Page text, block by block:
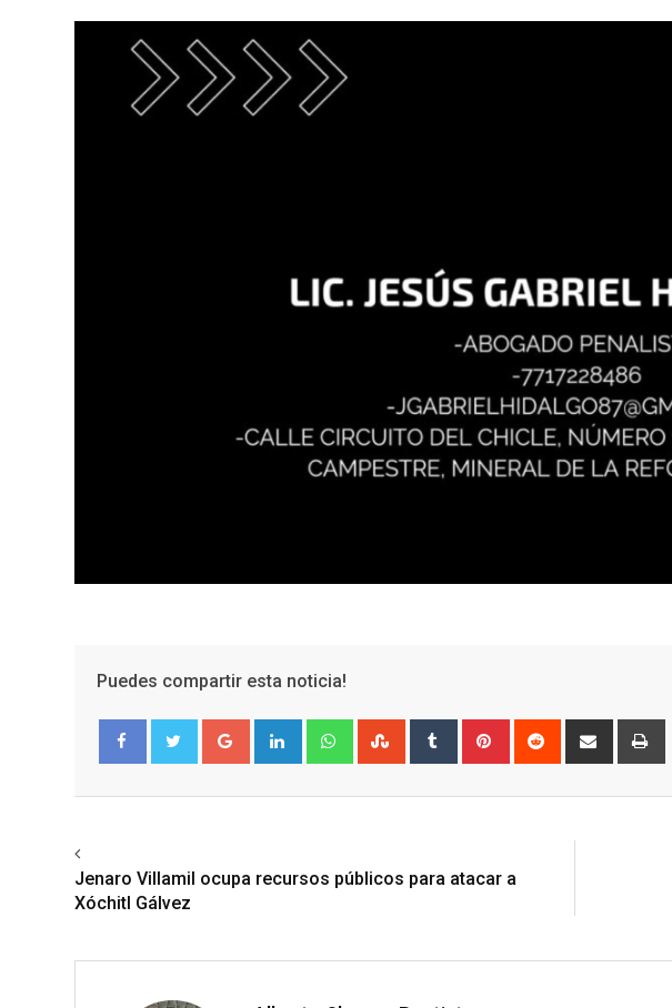
Puedes compartir esta noticia!
Google+ LinkedIn WhatsappStumbleUpon
Tumblr Pinterest Reddit
Share
Jenaro Villamil ocupa recursos públicos para atacar a
Xóchitl Gálvez